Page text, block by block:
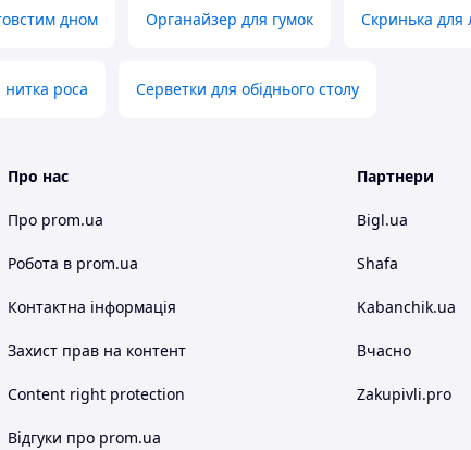
дном Органайзер для гумок Скринька для
нитка роса Серветки для обіднього столу
Про нас
Про prom.ua
Робота в prom.ua
Контактна інформація
Захист прав на контент
Content right protection
Відгуки про prom.ua
Партнери
Bigl.ua
Shafa
Kabanchik.ua
Вчасно
Zakupivli.pro